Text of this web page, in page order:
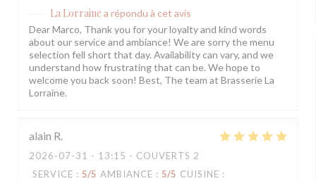
La Lorraine a répondu à cet avis
Dear Marco, Thank you for your loyalty and kind words
about our service and ambiance! We are sorry the menu
selection fell short that day. Availability can vary, and we
understand how frustrating that can be. We hope to
welcome you back soon! Best, The team at Brasserie La
Lorraine.
alain R
2026-07-31 - 13:15 - COUVERTS 2
SERVICE : 5/5 AMBIANCE : 5/5 CUISINE :